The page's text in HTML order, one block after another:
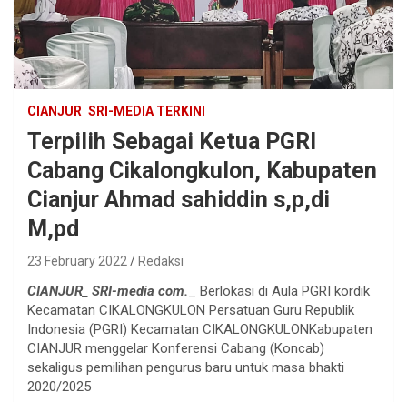
CIANJUR SRI-MEDIA TERKINI
Terpilih Sebagai Ketua PGRI
Cabang Cikalongkulon, Kabupaten
Cianjur Ahmad sahiddin s,p,di
M,pd
23 February 2022 Redaksi
CIANJUR_ SRI-media com. _ Berlokasi di Aula PGRI kordik
Kecamatan CIKALONGKULON Persatuan Guru Republik
Indonesia (PGRI) Kecamatan CIKALONGKULONKabupaten
CIANJUR menggelar Konferensi Cabang (Koncab)
sekaligus pemilihan pengurus baru untuk masa bhakti
2020/2025